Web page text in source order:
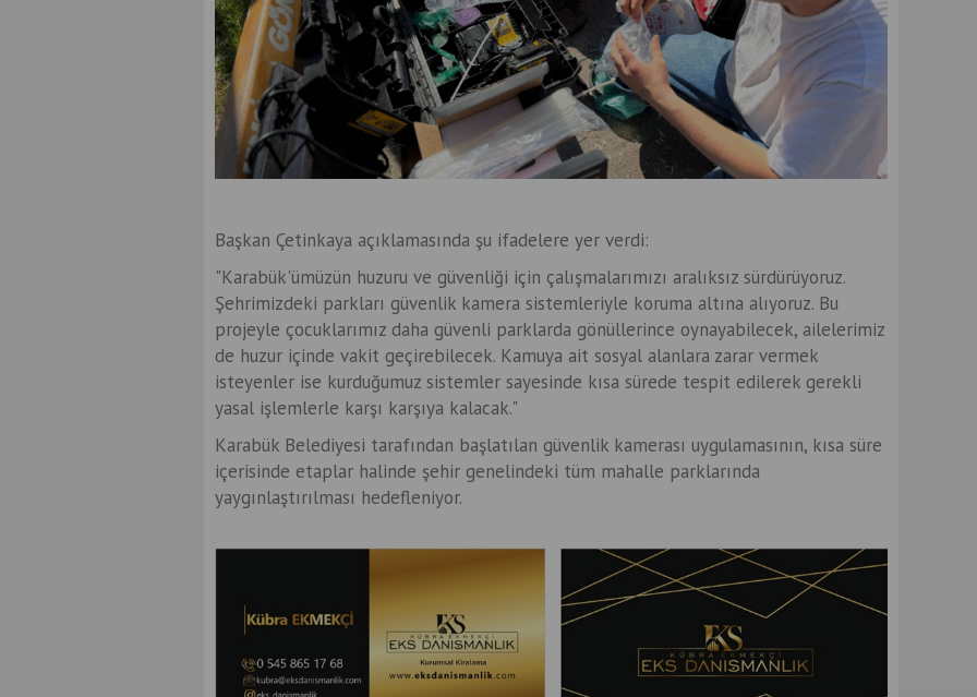
Başkan Çetinkaya açıklamasında şu ifadelere yer verdi:
"Karabük'ümüzün huzuru ve güvenliği için çalışmalarımızı aralıksız sürdürüyoruz.
Şehrimizdeki parkları güvenlik kamera sistemleriyle koruma altına alıyoruz. Bu
projeyle çocuklarımız daha güvenli parklarda gönüllerince oynayabilecek, ailelerimiz
de huzur içinde vakit geçirebilecek. Kamuya ait sosyal alanlara zarar vermek
isteyenler ise kurduğumuz sistemler sayesinde kısa sürede tespit edilerek gerekli
yasal işlemlerle karşı karşıya kalacak."
Karabük Belediyesi tarafından başlatılan güvenlik kamerası uygulamasının, kısa süre
içerisinde etaplar halinde şehir genelindeki tüm mahalle parklarında
yaygınlaştırılması hedefleniyor.